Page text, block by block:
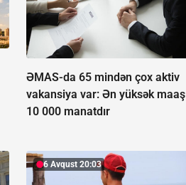
ƏMAS-da 65 mindən çox aktiv
vakansiya var:Ən yüksək maaş
10 000 manatdır
6 Avqust 20:03